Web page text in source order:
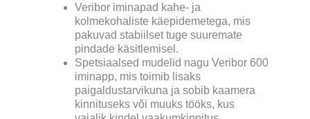
Veribor iminapad kahe- ja
kolmekohaliste käepidemetega, mis
pakuvad stabiilset tuge suuremate
pindade käsitlemisel.
Spetsiaalsed mudelid nagu Veribor 600
iminapp, mis toimib lisaks
paigaldustarvikuna ja sobib kaamera
kinnituseks või muuks tööks, kus